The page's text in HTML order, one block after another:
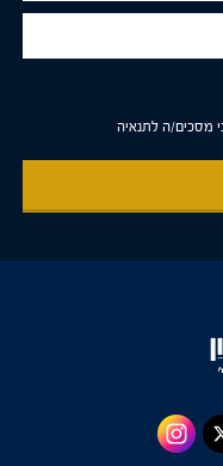
מסכים/ה לתנאיה